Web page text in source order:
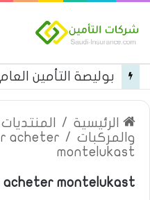
الرئيسية / المنتديات
والمركبات /
acheter
montelukast
acheter montelukast